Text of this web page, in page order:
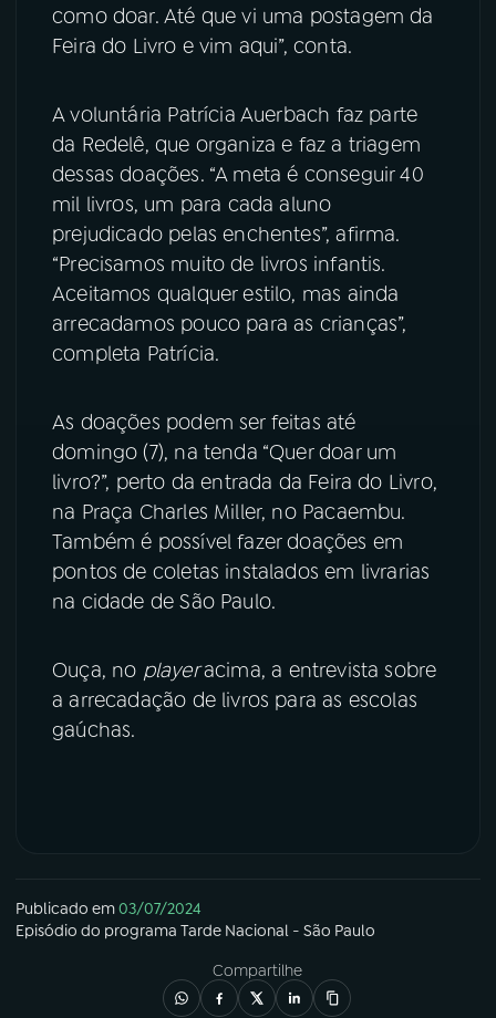
como doar. Até que vi uma postagem da
Feira do Livro e vim aqui”, conta.
A voluntária Patrícia Auerbach faz parte
da Redelê, que organiza e faz a triagem
dessas doações. “A meta é conseguir 40
mil livros, um para cada aluno
prejudicado pelas enchentes”, afirma.
“Precisamos muito de livros infantis.
Aceitamos qualquer estilo, mas ainda
arrecadamos pouco para as crianças”,
completa Patrícia.
As doações podem ser feitas até
domingo (7), na tenda “Quer doar um
livro?”, perto da entrada da Feira do Livro,
na Praça Charles Miller, no Pacaembu.
Também é possível fazer doações em
pontos de coletas instalados em livrarias
na cidade de São Paulo.
Ouça, no playeracima, a entrevista sobre
a arrecadação de livros para as escolas
gaúchas.
Publicado em03/07/2024
Episódio do programa Tarde Nacional - São Paulo
Compartilhe